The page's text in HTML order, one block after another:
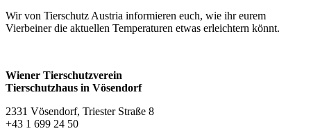
Wir von Tierschutz Austria informieren euch, wie ihr eurem
Vierbeiner die aktuellen Temperaturen etwas erleichtern könnt.
Wiener Tierschutzverein
Tierschutzhaus in Vösendorf
2331 Vösendorf, Triester Straße 8
+43 1 699 24 50